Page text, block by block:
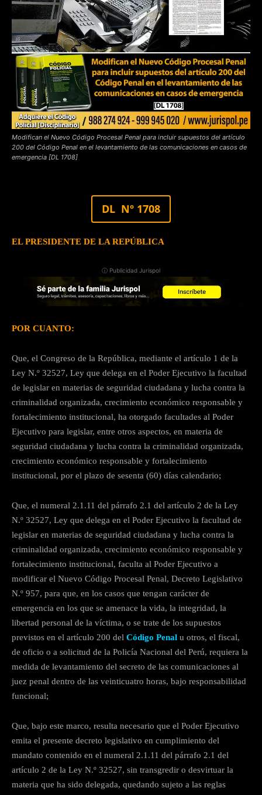
Modifican el Nuevo Código Procesal Penal para incluir supuestos del artículo
200 del Código Penal en el levantamiento de las comunicaciones en casos de
emergencia [DL 1708]
DL Nº 1708
EL PRESIDENTE DE LA REPÚBLICA
ⓘ Publicidad Jurispol
POR CUANTO:
Que, el Congreso de la República, mediante el artículo 1 de la
Ley N.º 32527, Ley que delega en el Poder Ejecutivo la facultad
de legislar en materias de seguridad ciudadana y lucha contra la
criminalidad organizada, crecimiento económico responsable y
fortalecimiento institucional, ha otorgado facultades al Poder
Ejecutivo para legislar, entre otros aspectos, en materia de
seguridad ciudadana y lucha contra la criminalidad organizada,
crecimiento económico responsable y fortalecimiento
institucional, por el plazo de sesenta (60) días calendario;
Que, el numeral 2.1.11 del párrafo 2.1 del artículo 2 de la Ley
N.º 32527, Ley que delega en el Poder Ejecutivo la facultad de
legislar en materias de seguridad ciudadana y lucha contra la
criminalidad organizada, crecimiento económico responsable y
fortalecimiento institucional, faculta al Poder Ejecutivo a
modificar el Nuevo Código Procesal Penal, Decreto Legislativo
N.º 957, para que, en los casos que tengan carácter de
emergencia en los que se amenace la vida, la integridad, la
libertad personal de la víctima, o se trate de los supuestos
previstos en el artículo 200 del Código Penal u otros, el fiscal,
de oficio o a solicitud de la Policía Nacional del Perú, requiera la
medida de levantamiento del secreto de las comunicaciones al
juez penal dentro de las veinticuatro horas, bajo responsabilidad
funcional;
Que, bajo este marco, resulta necesario que el Poder Ejecutivo
emita el presente decreto legislativo en cumplimiento del
mandato contenido en el numeral 2.1.11 del párrafo 2.1 del
artículo 2 de la Ley N.º 32527, sin transgredir o desvirtuar la
materia que ha sido delegada, quedando sujeto a las reglas